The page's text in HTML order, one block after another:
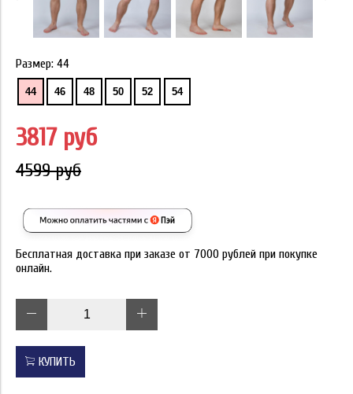
Размер: 44
44 46 48 50 52 54
3817 руб
4599 руб
Бесплатная доставка при заказе от 7000 рублей при покупке
онлайн.
КУПИТЬ